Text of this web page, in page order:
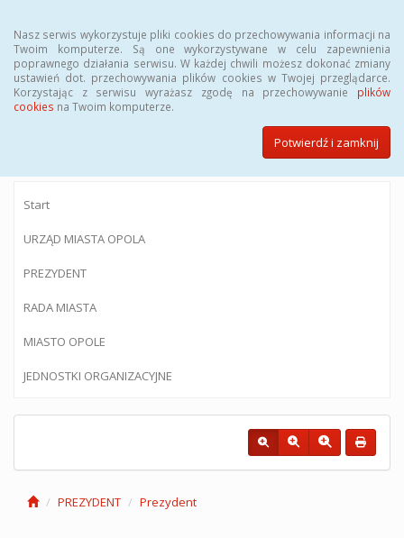
Nasz serwis wykorzystuje pliki cookies do przechowywania informacji na
Twoim komputerze. Są one wykorzystywane w celu zapewnienia
poprawnego działania serwisu. W każdej chwili możesz dokonać zmiany
ustawień dot. przechowywania plików cookies w Twojej przeglądarce.
Korzystając z serwisu wyrażasz zgodę na przechowywanie plików
cookies na Twoim komputerze.
Potwierdź i zamknij
BIULETYN INFORMACJI PUBLICZNEJ
Urzędu Miasta Opola
Start
URZĄD MIASTA OPOLA
PREZYDENT
RADA MIASTA
MIASTO OPOLE
JEDNOSTKI ORGANIZACYJNE
PREZYDENT Prezydent